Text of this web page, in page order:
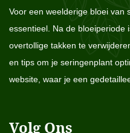
Voor een weelderige bloei van
essentieel. Na de bloeiperiode
overtollige takken te
en tips om je seringenplant
website, waar je een
Volg Ons